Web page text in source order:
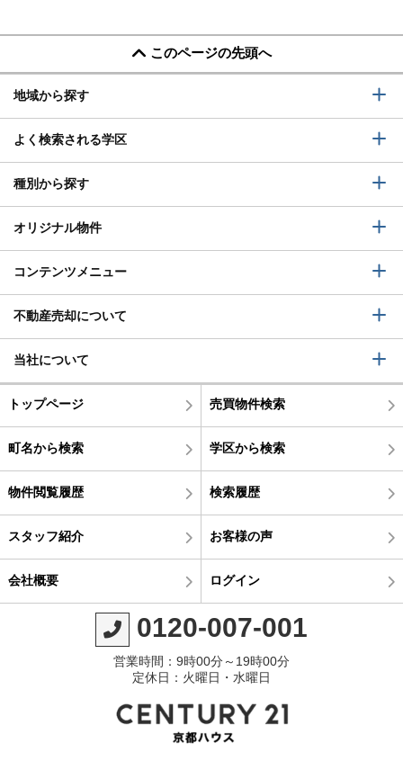
このページの先頭へ
地域から探す
よく検索される学区
種別から探す
オリジナル物件
コンテンツメニュー
不動産売却について
当社について
トップページ 売買物件検索
町名から検索 学区から検索
物件閲覧履歴 検索履歴
スタッフ紹介 お客様の声
会社概要 ログイン
0120-007-001
営業時間：9時00分～19時00分
定休日：火曜日・水曜日